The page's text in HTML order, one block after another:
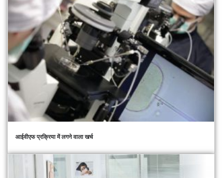
आईवीएफ प्रक्रिया में लगने वाला खर्च​